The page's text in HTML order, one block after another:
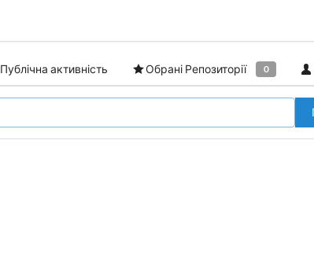
Публічна активність Обрані Репозиторії 0